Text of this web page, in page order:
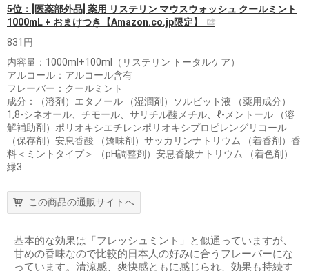
5位：[医薬部外品] 薬用 リステリン マウスウォッシュ クールミント
1000mL + おまけつき【Amazon.co.jp限定】
831円
内容量：1000ml+100ml（リステリン トータルケア）
アルコール：アルコール含有
フレーバー：クールミント
成分：（溶剤）エタノール （湿潤剤）ソルビット液 （薬用成分）
1,8-シネオール、チモール、サリチル酸メチル、ℓ-メントール （溶
解補助剤）ポリオキシエチレンポリオキシプロピレングリコール
（保存剤）安息香酸 （矯味剤）サッカリンナトリウム （着香剤）香
料＜ミントタイプ＞ （pH調整剤）安息香酸ナトリウム （着色剤）
緑3
この商品の通販サイトへ
基本的な効果は「フレッシュミント」と似通っていますが、
甘めの香味なので比較的日本人の好みに合うフレーバーにな
っています。清涼感、爽快感ともに感じられ、効果も持続す